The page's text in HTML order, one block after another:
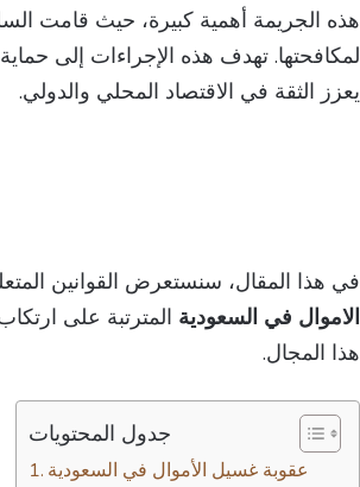
هذه الجريمة أهمية كبيرة، حيث قامت
لمكافحتها. تهدف هذه الإجراءات إلى
يعزز الثقة في الاقتصاد المحلي والدولي.
في هذا المقال، سنستعرض القوانين
الاموال في السعودية المترتبة على
هذا المجال.
جدول المحتويات
عقوبة غسيل الأموال في السعودية